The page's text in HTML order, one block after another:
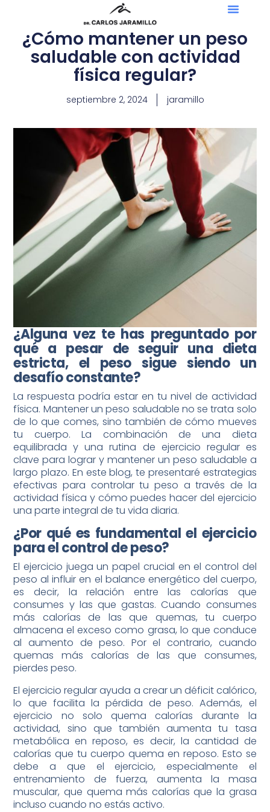
¿Cómo mantener un peso
saludable con actividad
física regular?
septiembre 2, 2024 jaramillo
¿Alguna vez te has preguntado por
qué a pesar de seguir una dieta
estricta, el peso sigue siendo un
desafío constante?
La respuesta podría estar en tu nivel de actividad
física. Mantener un peso saludable no se trata solo
de lo que comes, sino también de cómo mueves
tu cuerpo. La combinación de una dieta
equilibrada y una rutina de ejercicio regular es
clave para lograr y mantener un peso saludable a
largo plazo. En este blog, te presentaré estrategias
efectivas para controlar tu peso a través de la
actividad física y cómo puedes hacer del ejercicio
una parte integral de tu vida diaria.
¿Por qué es fundamental el ejercicio
para el control de peso?
El ejercicio juega un papel crucial en el control del
peso al influir en el balance energético del cuerpo,
es decir, la relación entre las calorías que
consumes y las que gastas. Cuando consumes
más calorías de las que quemas, tu cuerpo
almacena el exceso como grasa, lo que conduce
al aumento de peso. Por el contrario, cuando
quemas más calorías de las que consumes,
pierdes peso.
El ejercicio regular ayuda a crear un déficit calórico,
lo que facilita la pérdida de peso. Además, el
ejercicio no solo quema calorías durante la
actividad, sino que también aumenta tu tasa
metabólica en reposo, es decir, la cantidad de
calorías que tu cuerpo quema en reposo. Esto se
debe a que el ejercicio, especialmente el
entrenamiento de fuerza, aumenta la masa
muscular, que quema más calorías que la grasa
incluso cuando no estás activo.